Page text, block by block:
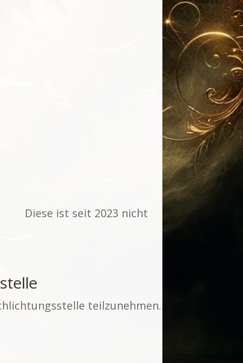
Diese ist seit 2023 nicht
teilzunehmen.